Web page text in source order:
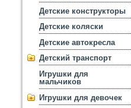
Детские конструкторы
Детские коляски
Детские автокресла
Детский транспорт
Игрушки для
мальчиков
Игрушки для девочек